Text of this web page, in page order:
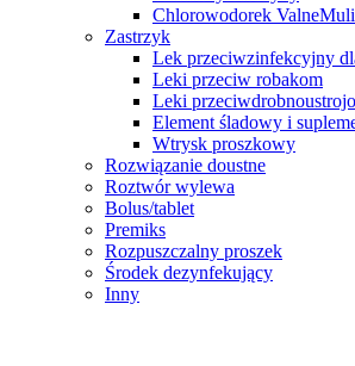
Chlorowodorek
Zastrzyk
Lek przeciwzinfekcyjny
Leki przeciw robakom
Leki
Element śladowy i
Wtrysk proszkowy
Rozwiązanie doustne
Roztwór wylewa
Bolus/tablet
Premiks
Rozpuszczalny proszek
Środek dezynfekujący
Inny